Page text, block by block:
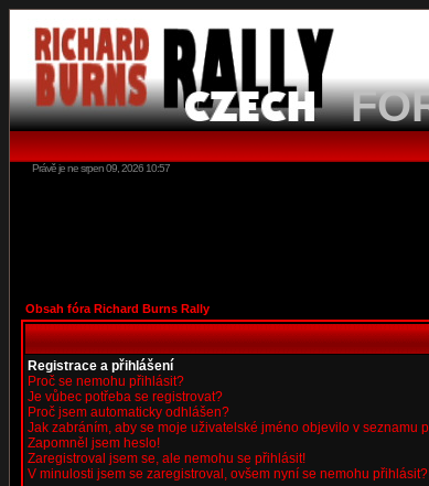
Právě je ne srpen 09, 2026 10:57
Obsah fóra Richard Burns Rally
Registrace a přihlášení
Proč se nemohu přihlásit?
Je vůbec potřeba se registrovat?
Proč jsem automaticky odhlášen?
Jak zabráním, aby se moje uživatelské jméno objevilo v seznamu
Zapomněl jsem heslo!
Zaregistroval jsem se, ale nemohu se přihlásit!
V minulosti jsem se zaregistroval, ovšem nyní se nemohu